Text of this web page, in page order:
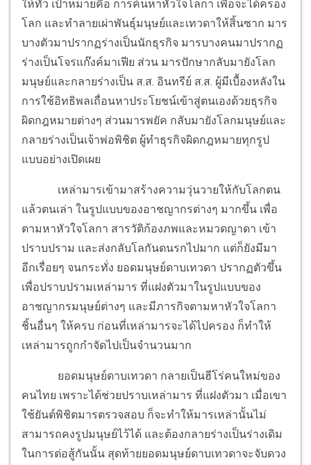
ให้ทั่ว เป้าหมายคือ การค้นหาหัวใจโลกา เพื่อจะได้ครอง
โลก และทำลายเผ่าพันธุ์มนุษย์และเทวดาให้สิ้นซาก มาร
บางตัวมาปรากฏร่างเป็นนักธุรกิจ มารบางคนมาปรากฏ
ร่างเป็นโจรแก๊งค์มาเฟีย ส่วน มารปักษากลับมายังโลก
มนุษย์และกลายร่างเป็น ส.ส. อินทรีย์ ส.ส. ผู้มีเบื้องหลังใน
การใช้อิทธิพลเถื่อนหาประโยชน์เข้าสู่ตนเองด้วยธุรกิจ
ผิดกฎหมายต่างๆ ส่วนมารพยัค กลับมายังโลกมนุษย์และ
กลายร่างเป็นเจ้าพ่อพิชิต ผู้ทำธุรกิจผิดกฎหมายทุกรูป
แบบอย่างเปิดเผย
เหล่ามารเข้ามาสร้างความวุ่นวายให้กับโลกตน
แล้วตนเล่า ในรูปแบบของอาชญากรต่างๆ มากขึ้น เพื่อ
ตามหาหัวใจโลกา สารวัติก้องภพและหมวดญาดา เข้า
ปราบปราม และส่งกลับโลกันตนรกไปมาก แต่ก็ยังมีมา
อีกเรื่อยๆ จนกระทั่ง ยอดมนุษย์ดาบเทวดา ปรากฏตัวขึ้น
เพื่อปราบปรามเหล่ามาร ที่แฝงตัวมาในรูปแบบของ
อาชญากรมนุษย์ต่างๆ และมีภารกิจตามหาหัวใจโลกา
ชิ้นอื่นๆ ให้ครบ ก่อนที่เหล่ามารจะได้ไปครอง ก็ทำให้
เหล่ามารถูกกำจัดไปเป็นจำนวนมาก
ยอดมนุษย์ดาบเทวดา กลายเป็นฮีโร่คนใหม่ของ
คนไทย เพราะได้ช่วยปราบเหล่ามาร ที่แฝงตัวมา เมื่อเขา
ใช้ยันต์พิชิตมารตรวจสอบ ก็จะทำให้มารเหล่านั้นไม่
สามารถคงรูปมนุษย์ไว้ได้ และต้องกลายร่างเป็นร่างเดิม
ในการต่อสู้กันนั้น สุดท้ายยอดมนุษย์ดาบเทวดาจะจับดวง